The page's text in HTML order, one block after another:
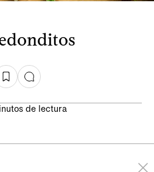
de lectura